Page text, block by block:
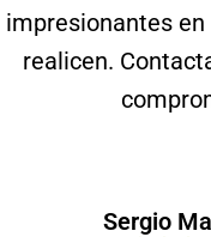
impresionantes en
realicen.
Sergio